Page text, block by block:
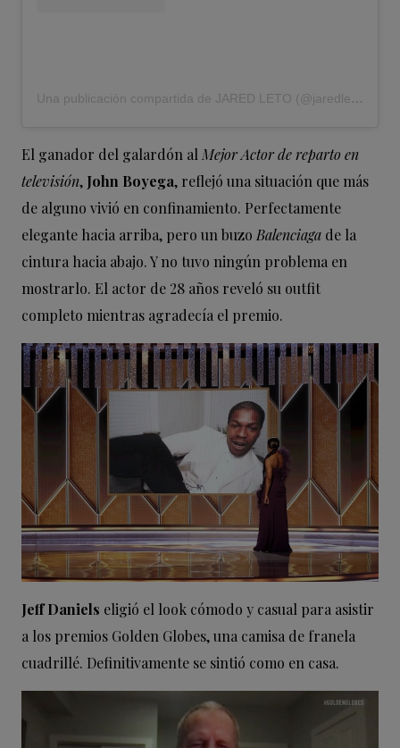
Una publicación compartida de JARED LETO (@jaredleto)
El ganador del galardón al Mejor Actor de reparto en
televisión, John Boyega, reflejó una situación que más
de alguno vivió en confinamiento. Perfectamente
elegante hacia arriba, pero un buzo Balenciaga de la
cintura hacia abajo. Y no tuvo ningún problema en
mostrarlo. El actor de 28 años reveló su outfit
completo mientras agradecía el premio.
Jeff Daniels eligió el look cómodo y casual para asistir
a los premios Golden Globes, una camisa de franela
cuadrillé. Definitivamente se sintió como en casa.